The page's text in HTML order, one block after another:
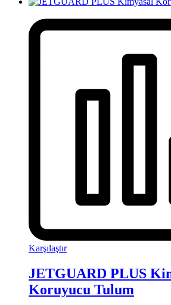
Karşılaştır
JETGUARD PLUS
Koruyucu Tulum